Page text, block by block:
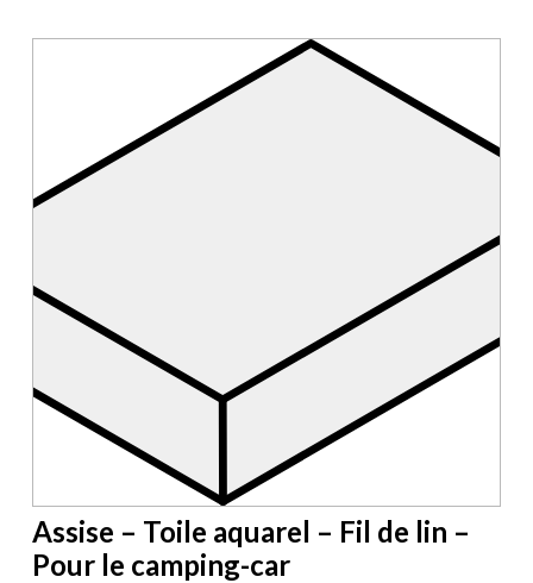
Assise – Toile aquarel – Fil de lin –
Pour le camping-car